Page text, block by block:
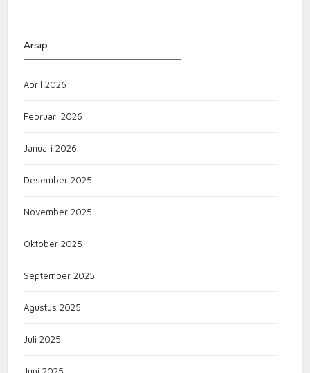
Arsip
April 2026
Februari 2026
Januari 2026
Desember 2025
November 2025
Oktober 2025
September 2025
Agustus 2025
Juli 2025